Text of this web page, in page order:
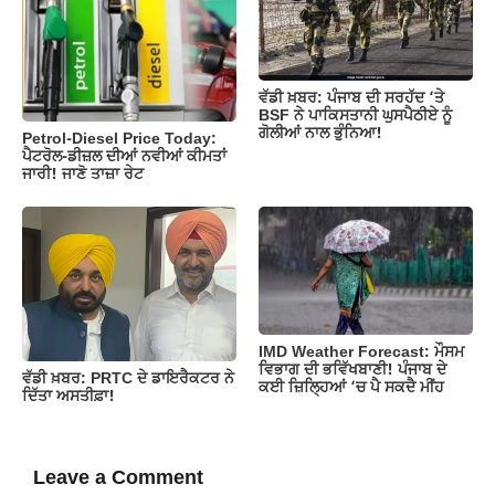
Petrol-Diesel Price Today:
ਪੈਟਰੋਲ-ਡੀਜ਼ਲ ਦੀਆਂ ਨਵੀਆਂ ਕੀਮਤਾਂ
ਜਾਰੀ! ਜਾਣੋ ਤਾਜ਼ਾ ਰੇਟ
ਵੱਡੀ ਖ਼ਬਰ: ਪੰਜਾਬ ਦੀ ਸਰਹੱਦ ‘ਤੇ
BSF ਨੇ ਪਾਕਿਸਤਾਨੀ ਘੁਸਪੈਠੀਏ ਨੂੰ
ਗੋਲੀਆਂ ਨਾਲ ਭੁੰਨਿਆ!
ਵੱਡੀ ਖ਼ਬਰ: PRTC ਦੇ ਡਾਇਰੈਕਟਰ ਨੇ
ਦਿੱਤਾ ਅਸਤੀਫ਼ਾ!
IMD Weather Forecast: ਮੌਸਮ
ਵਿਭਾਗ ਦੀ ਭਵਿੱਖਬਾਣੀ! ਪੰਜਾਬ ਦੇ
ਕਈ ਜ਼ਿਲ੍ਹਿਆਂ ‘ਚ ਪੈ ਸਕਦੈ ਮੀਂਹ
Leave a Comment